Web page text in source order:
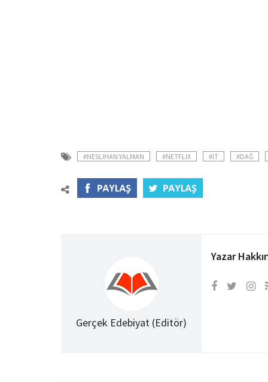
#NESLIHAN YALMAN #NETFLIX #IT #DAĞ
Gerçek Edebiyat (Editör)
Yazar